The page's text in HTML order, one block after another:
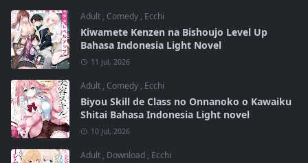
Adult , Comedy , Ecchi
Kiwamete Kenzen na Bishoujo Level Up
Bahasa Indonesia Light Novel
11 Jul, 2026
Adult , Comedy , Ecchi
Biyou Skill de Class no Onnanoko o Kawaiku
Shitai Bahasa Indonesia Light novel
10 Jul, 2026
Adult , Download , Ecchi